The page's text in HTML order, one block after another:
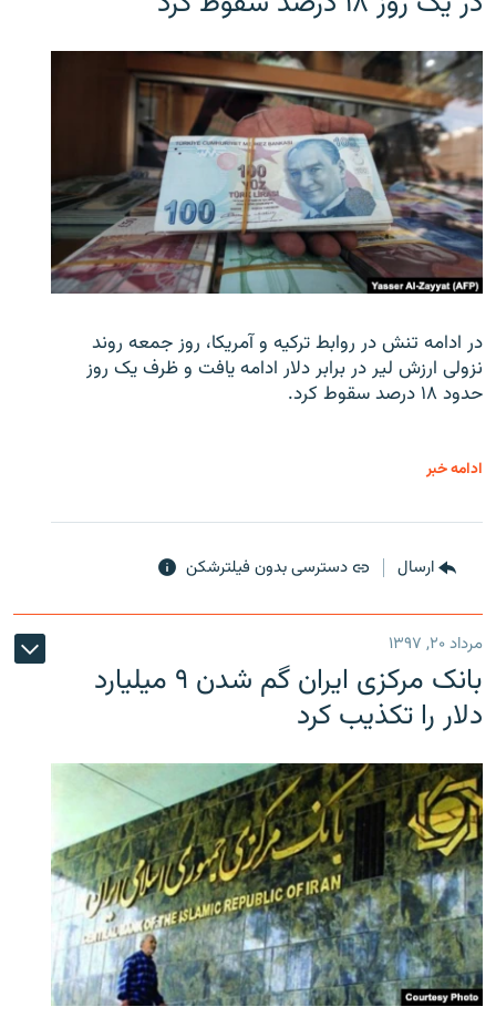
در ادامه تنش در روابط ترکیه و آمریکا، روز جمعه روند
نزولی ارزش لیر در برابر دلار ادامه یافت و ظرف یک روز
حدود ۱۸ درصد سقوط کرد.
ادامه خبر
ارسال دسترسی بدون فیلترشکن
مرداد ۲۰, ۱۳۹۷
بانک مرکزی ایران گم شدن ۹ میلیارد
دلار را تکذیب کرد